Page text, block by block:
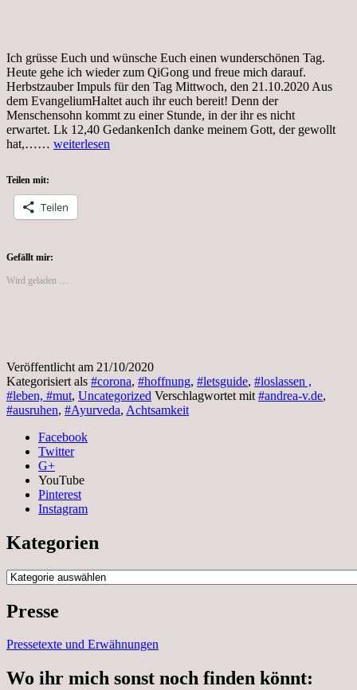
Ich grüsse Euch und wünsche Euch einen wunderschönen Tag.
Heute gehe ich wieder zum QiGong und freue mich darauf.
Herbstzauber Impuls für den Tag Mittwoch, den 21.10.2020 Aus
dem EvangeliumHaltet auch ihr euch bereit! Denn der
Menschensohn kommt zu einer Stunde, in der ihr es nicht
erwartet. Lk 12,40 GedankenIch danke meinem Gott, der gewollt
hat,…… Tag…,
weiterlesen
Teilen mit:
Teilen
Gefällt mir:
Wird geladen …
Veröffentlicht am 21/10/2020
Kategorisiert als #corona, #hoffnung, #letsguide, #loslassen ,
#leben, #mut, Uncategorized Verschlagwortet mit #andrea-v.de,
#ausruhen, #Ayurveda, Achtsamkeit
Facebook
Twitter
G+
YouTube
Pinterest
Instagram
Kategorien
Kategorien
Presse
Pressetexte und Erwähnungen
Wo ihr mich sonst noch finden könnt: